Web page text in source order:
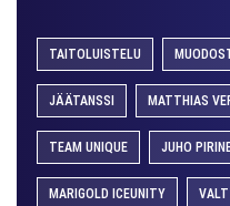
TAITOLUISTELU
JÄÄTANSSI MATTHIAS
TEAM UNIQUE JUHO
MARIGOLD ICEUNITY